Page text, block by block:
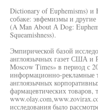
Dictionary of Euphemisms) и
собаке: эвфемизмы и
(A Man About А Dog:
Squeamishness).
Эмпирической базой
англоязычных газет США и
Moscow Times» в период с
информационно-рекламные
англоязычных
фармацевтических товаров,
исследования было